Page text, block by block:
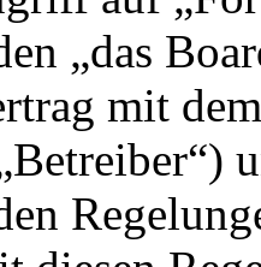
„das
mit